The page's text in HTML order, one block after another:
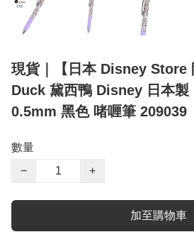
現貨｜【日本 Disney Store
Duck 黛西鴨 Disney 日本製
0.5mm 黑色 啫喱筆 209039
數量
−
+
加至購物車